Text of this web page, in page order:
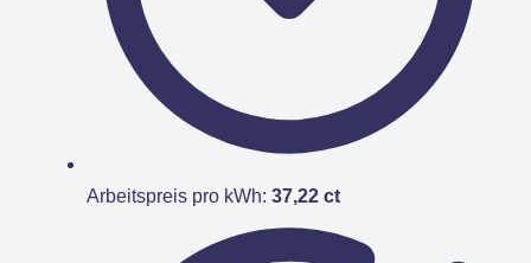
Arbeitspreis pro kWh: 37,22 ct